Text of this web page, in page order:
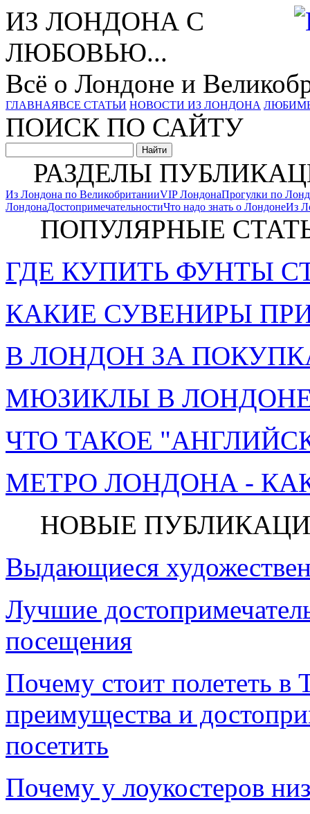
ИЗ ЛОНДОНА С
ЛЮБОВЬЮ...
Всё о Лондоне и
ГЛАВНАЯВСЕ СТАТЬИ НОВОСТИ ИЗ ЛОНДОНА
ПОИСК ПО САЙТУ
РАЗДЕЛЫ
Из Лондона по ВеликобританииVIP ЛондонаПрогулки по
ЛондонаДостопримечательностиЧто надо знать о ЛондонеИз
ПОПУЛЯРНЫЕ
ГДЕ КУПИТЬ ФУНТЫ
КАКИЕ СУВЕНИРЫ
В ЛОНДОН ЗА
МЮЗИКЛЫ В ЛОНДОНЕ
ЧТО ТАКОЕ
МЕТРО ЛОНДОНА -
НОВЫЕ
Выдающиеся
Лучшие
посещения
Почему стоит полететь в
преимущества и
посетить
Почему у лоукостеров